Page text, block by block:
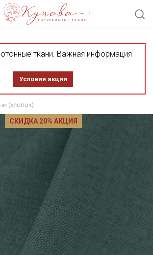
ткани. Важная информация
Условия акции
(хлопок)
СКИДКА 20% АКЦИЯ